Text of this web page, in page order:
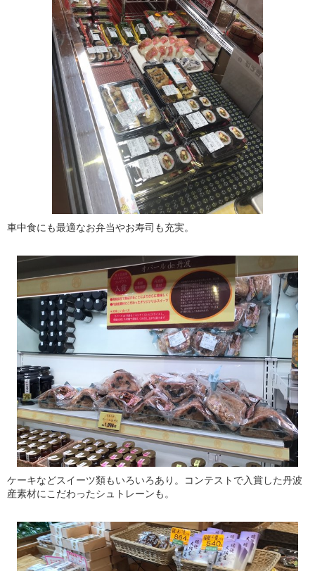
車中食にも最適なお弁当やお寿司も充実。
ケーキなどスイーツ類もいろいろあり。コンテストで入賞した丹波
産素材にこだわったシュトレーンも。